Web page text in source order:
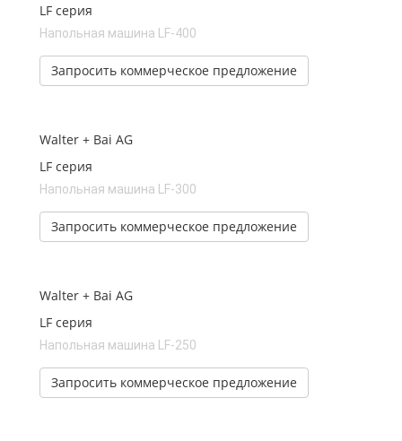
LF серия
Напольная машина LF-400
Запросить коммерческое предложение
Walter + Bai AG
LF серия
Напольная машина LF-300
Запросить коммерческое предложение
Walter + Bai AG
LF серия
Напольная машина LF-250
Запросить коммерческое предложение